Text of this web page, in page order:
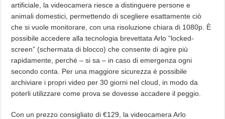
artificiale, la videocamera riesce a distinguere persone e
animali domestici, permettendo di scegliere esattamente ciò
che si vuole monitorare, con una risoluzione chiara di 1080p. È
possibile accedere alla tecnologia brevettata Arlo “locked-
screen” (schermata di blocco) che consente di agire più
rapidamente, perché – si sa – in caso di emergenza ogni
secondo conta. Per una maggiore sicurezza è possibile
archiviare i propri video per 30 giorni nel cloud, in modo da
poterli utilizzare come prova se dovesse accadere il peggio.
Con un prezzo consigliato di €129, la videocamera Arlo